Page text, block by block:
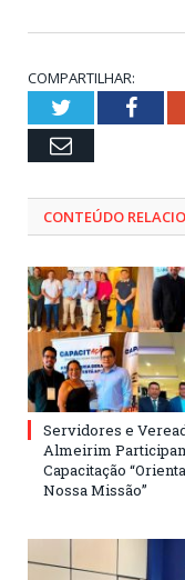
COMPARTILHAR:
Twitter
Email
CONTEÚDO
Servidores e
Almeirim
Capacitação
Nossa Missão”